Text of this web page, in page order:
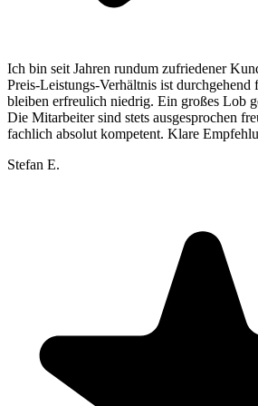
Ich bin seit Jahren rundum zufriedener
Preis-Leistungs-Verhältnis ist
bleiben erfreulich niedrig. Ein großes Lob
Die Mitarbeiter sind stets ausgesprochen
fachlich absolut kompetent. Klare
Stefan E.